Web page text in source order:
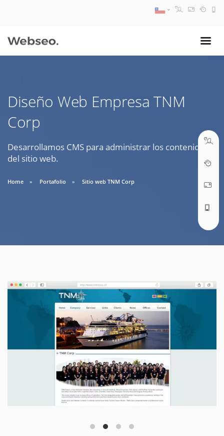
Diseño Web Empresa TNM
Corp
Desarrollamos CMS para administrar los contenidos
del sitio web.
Home Portafolio Sitio web TNM Corp
09:30 AM A 18:30 PM